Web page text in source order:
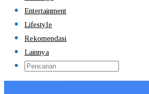
Entertainment
Lifestyle
Rekomendasi
Lainnya